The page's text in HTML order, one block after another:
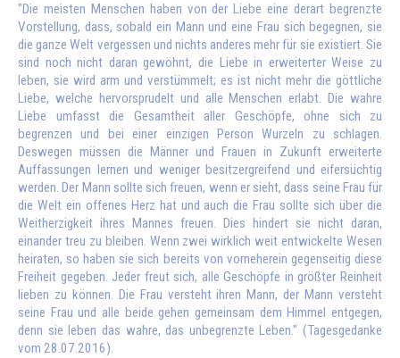
"Die meisten Menschen haben von der Liebe eine derart begrenzte
Vorstellung, dass, sobald ein Mann und eine Frau sich begegnen, sie
die ganze Welt vergessen und nichts anderes mehr für sie existiert. Sie
sind noch nicht daran gewöhnt, die Liebe in erweiterter Weise zu
leben, sie wird arm und verstümmelt; es ist nicht mehr die göttliche
Liebe, welche hervorsprudelt und alle Menschen erlabt. Die wahre
Liebe umfasst die Gesamtheit aller Geschöpfe, ohne sich zu
begrenzen und bei einer einzigen Person Wurzeln zu schlagen.
Deswegen müssen die Männer und Frauen in Zukunft erweiterte
Auffassungen lernen und weniger besitzergreifend und eifersüchtig
werden. Der Mann sollte sich freuen, wenn er sieht, dass seine Frau für
die Welt ein offenes Herz hat und auch die Frau sollte sich über die
Weitherzigkeit ihres Mannes freuen. Dies hindert sie nicht daran,
einander treu zu bleiben. Wenn zwei wirklich weit entwickelte Wesen
heiraten, so haben sie sich bereits von vorneherein gegenseitig diese
Freiheit gegeben. Jeder freut sich, alle Geschöpfe in größter Reinheit
lieben zu können. Die Frau versteht ihren Mann, der Mann versteht
seine Frau und alle beide gehen gemeinsam dem Himmel entgegen,
denn sie leben das wahre, das unbegrenzte Leben." (Tagesgedanke
vom 28.07.2016).